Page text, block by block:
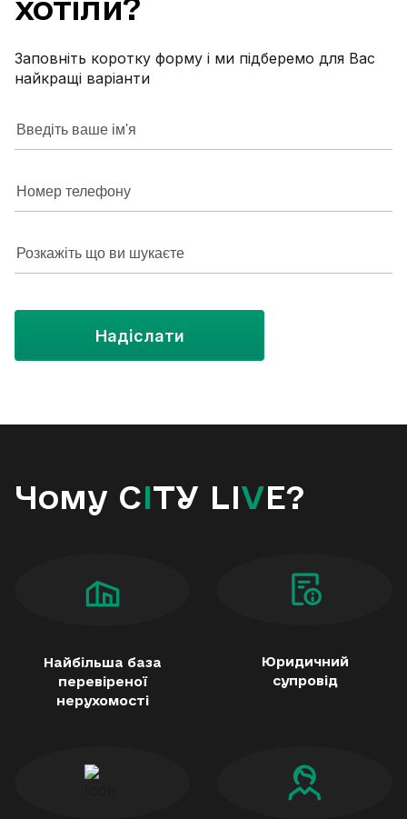
квартири,
хотіли?
Заповніть коротку форму і ми підберемо для Вас
найкращі варіанти
Надіслати
Чому CITY LIVE?
Найбільша база
перевіреної
нерухомості
Юридичний
супровід